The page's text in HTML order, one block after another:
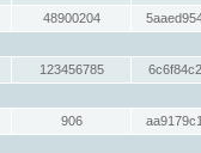
48900204
123456785
906